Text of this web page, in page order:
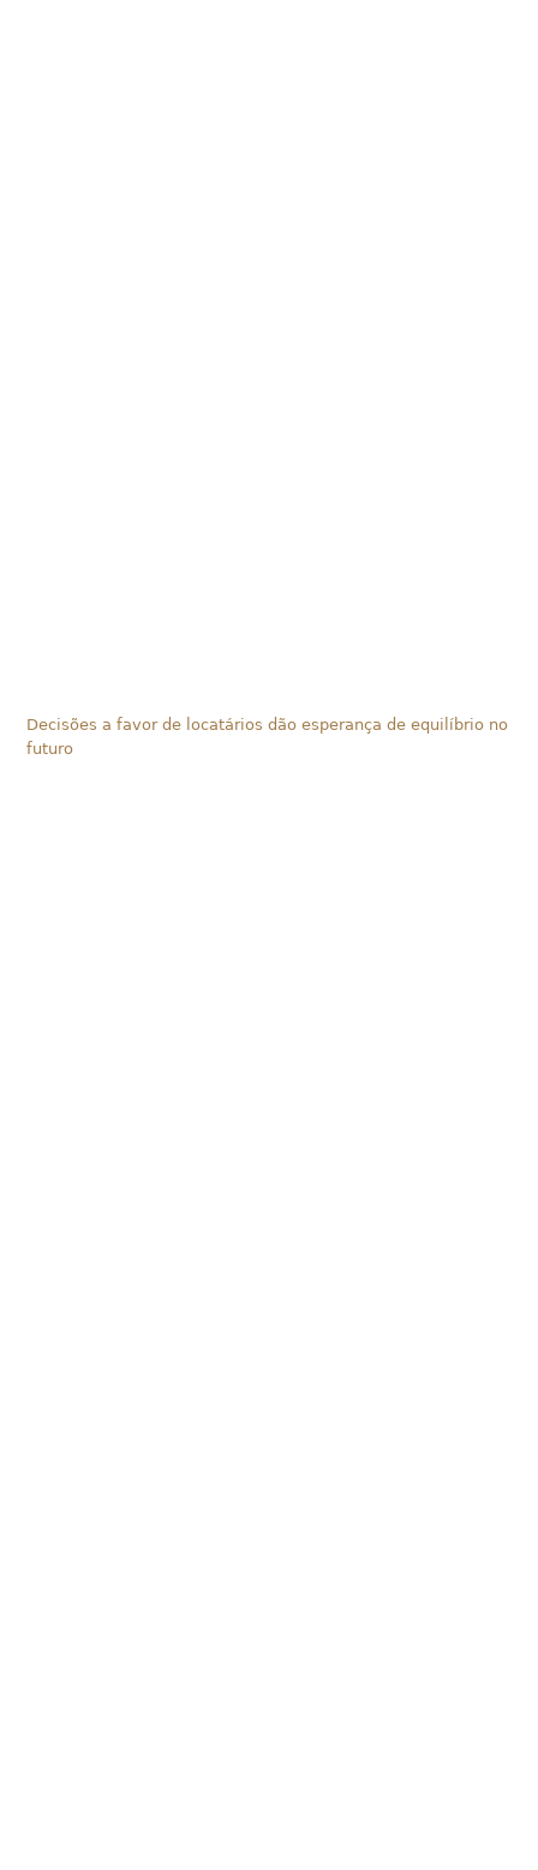
Decisões a favor de locatários dão esperança de equilíbrio no
futuro